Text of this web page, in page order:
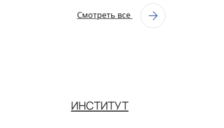
Смотреть все
ИНСТИТУТ